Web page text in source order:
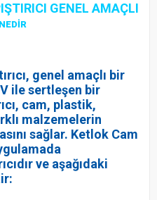
GENEL AMAÇLI
genel amaçlı bir
ile sertleşen bir
cam, plastik,
malzemelerin
sağlar. Ketlok Cam
ve aşağıdaki